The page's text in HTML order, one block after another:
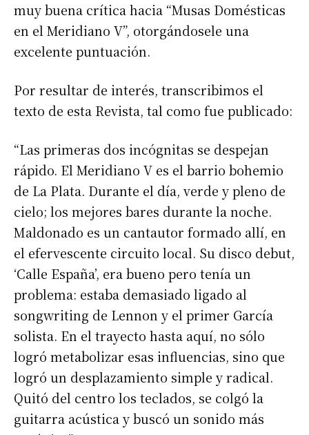
muy buena crítica hacia “Musas Domésticas
en el Meridiano V”, otorgándosele una
excelente puntuación.
Por resultar de interés, transcribimos el
texto de esta Revista, tal como fue publicado:
“Las primeras dos incógnitas se despejan
rápido. El Meridiano V es el barrio bohemio
de La Plata. Durante el día, verde y pleno de
cielo; los mejores bares durante la noche.
Maldonado es un cantautor formado allí, en
el efervescente circuito local. Su disco debut,
‘Calle España’, era bueno pero tenía un
problema: estaba demasiado ligado al
songwriting de Lennon y el primer García
solista. En el trayecto hasta aquí, no sólo
logró metabolizar esas influencias, sino que
logró un desplazamiento simple y radical.
Quitó del centro los teclados, se colgó la
guitarra acústica y buscó un sonido más